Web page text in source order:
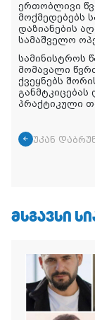
ერთობლივი
მოქმედებებს
დაზიანების
სამაშველო
სამინისტროს
მომავალი
ქვეყნებს
პრაქტიკული
უკან
ᲛᲡᲒᲐᲕᲡᲘ